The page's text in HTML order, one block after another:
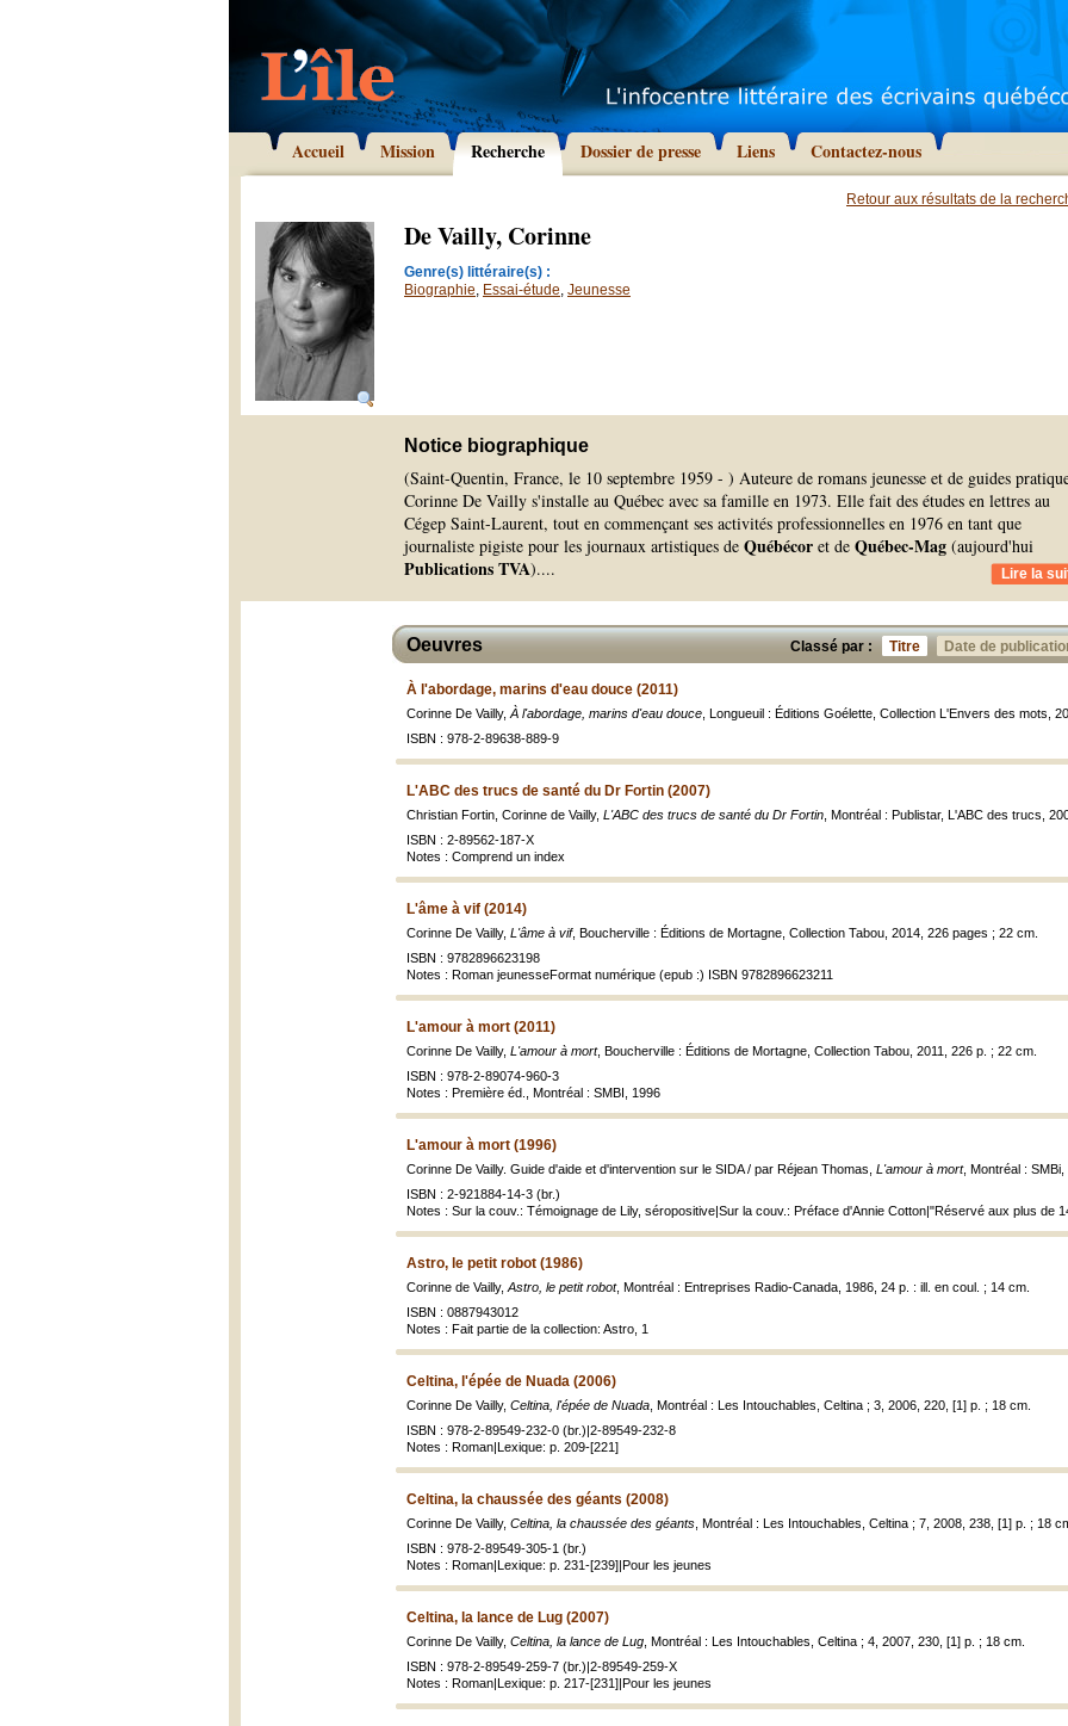
Accueil Mission Recherche Dossier de presse Liens Contactez-nous
Retour aux résultats de la
De Vailly, Corinne
Genre(s) littéraire(s) :
Biographie, Essai-étude, Jeunesse
Notice biographique
(Saint-Quentin, France, le 10 septembre 1959 - ) Auteure de romans jeunesse et de guides
Corinne De Vailly s'installe au Québec avec sa famille en 1973. Elle fait des études en lettres au
Cégep Saint-Laurent, tout en commençant ses activités professionnelles en 1976 en tant que
journaliste pigiste pour les journaux artistiques de Québécor et de Québec-Mag (aujourd'hui
Publications TVA).... Lire la
Classé par : Titre Date de
Oeuvres
À l'abordage, marins d'eau douce (2011)
Corinne De Vailly, À l'abordage, marins d'eau douce , Longueuil : Éditions Goélette, Collection L'Envers des mots,
ISBN : 978-2-89638-889-9
L'ABC des trucs de santé du Dr Fortin (2007)
Christian Fortin, Corinne de Vailly, L'ABC des trucs de santé du Dr Fortin , Montréal : Publistar, L'ABC des trucs,
ISBN : 2-89562-187-X
Notes : Comprend un index
L'âme à vif (2014)
Corinne De Vailly, L'âme à vif, Boucherville : Éditions de Mortagne, Collection Tabou, 2014, 226 pages ; 22 cm.
ISBN : 9782896623198
Notes : Roman jeunesseFormat numérique (epub :) ISBN 9782896623211
L'amour à mort (2011)
Corinne De Vailly, L'amour à mort, Boucherville : Éditions de Mortagne, Collection Tabou, 2011, 226 p. ; 22 cm.
ISBN : 978-2-89074-960-3
Notes : Première éd., Montréal : SMBI, 1996
L'amour à mort (1996)
Corinne De Vailly. Guide d'aide et d'intervention sur le SIDA / par Réjean Thomas, L'amour à mort, Montréal :
ISBN : 2-921884-14-3 (br.)
Notes : Sur la couv.: Témoignage de Lily, séropositive|Sur la couv.: Préface d'Annie Cotton|"Réservé aux plus de
Astro, le petit robot (1986)
Corinne de Vailly, Astro, le petit robot, Montréal : Entreprises Radio-Canada, 1986, 24 p. : ill. en coul. ; 14 cm.
ISBN : 0887943012
Notes : Fait partie de la collection: Astro, 1
Celtina, l'épée de Nuada (2006)
Corinne De Vailly, Celtina, l'épée de Nuada , Montréal : Les Intouchables, Celtina ; 3, 2006, 220, [1] p. ; 18 cm.
ISBN : 978-2-89549-232-0 (br.)|2-89549-232-8
Notes : Roman|Lexique: p. 209-[221]
Celtina, la chaussée des géants (2008)
Corinne De Vailly, Celtina, la chaussée des géants , Montréal : Les Intouchables, Celtina ; 7, 2008, 238, [1] p. ; 18
ISBN : 978-2-89549-305-1 (br.)
Notes : Roman|Lexique: p. 231-[239]|Pour les jeunes
Celtina, la lance de Lug (2007)
Corinne De Vailly, Celtina, la lance de Lug , Montréal : Les Intouchables, Celtina ; 4, 2007, 230, [1] p. ; 18 cm.
ISBN : 978-2-89549-259-7 (br.)|2-89549-259-X
Notes : Roman|Lexique: p. 217-[231]|Pour les jeunes